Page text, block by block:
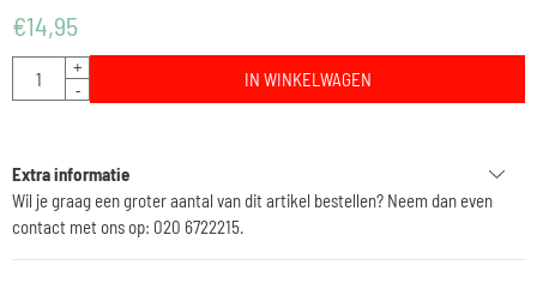
€14,95
Aantal
+
-
IN WINKELWAGEN
Extra informatie
Wil je graag een groter aantal van dit artikel bestellen? Neem dan even
contact met ons op: 020 6722215.